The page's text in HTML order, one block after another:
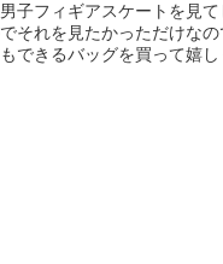
子フィギアスケートを見
それを見たかっただけな
できるバッグを買って嬉